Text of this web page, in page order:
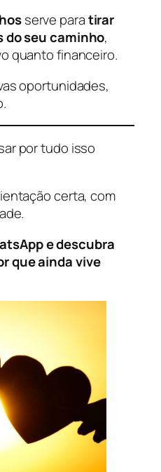
serve paratirar
seu caminho,
quanto financeiro.
oportunidades,
por tudo isso
certa, com
e descubra
que ainda vive